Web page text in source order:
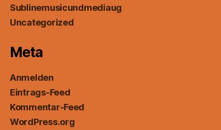
Sublinemusicundmediaug
Uncategorized
Meta
Anmelden
Eintrags-Feed
Kommentar-Feed
WordPress.org